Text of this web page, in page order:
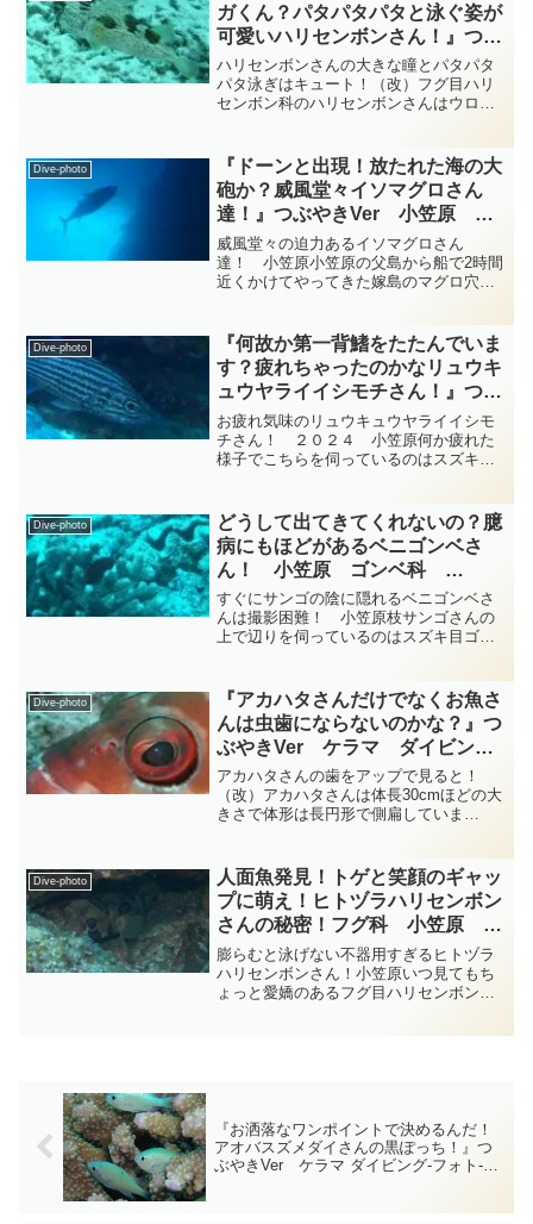
ガくん？パタパタパタと泳ぐ姿が
可愛いハリセンボンさん！』つぶ
やきVer ケラマ ダイビング‐フォ
ト‐tsubuankun
ハリセンボンさんの大きな瞳とパタパタ
パタ泳ぎはキュート！（改）フグ目ハリ
センボン科のハリセンボンさんはウロコ
す・・・ハリセンボンさんの針の数の平
均は350本程度で実は名前の...
Dive-photo
『ドーンと出現！放たれた海の大
砲か？威風堂々イソマグロさん
達！』つぶやきVer 小笠原 ダ
イビングｰフォト‐tsubuankun
威風堂々の迫力あるイソマグロさん
達！ 小笠原小笠原の父島から船で2時間
近くかけてやってきた嫁島のマグロ穴と
サバ科イソマグロ属のイソマグロさん達
が潮の流れなんか俺たちには...
Dive-photo
『何故か第一背鰭をたたんでいま
す？疲れちゃったのかなリュウキ
ュウヤライイシモチさん！』つぶ
やきVer 小笠原 ダイビングｰフ
ォト‐tsubuankun
お疲れ気味のリュウキュウヤライイシモ
チさん！ ２０２４ 小笠原何か疲れた
様子でこちらを伺っているのはスズキ目
す？・・・第一背鰭を元気なくひょろん
とたたんでいますが最近の...
Dive-photo
どうして出てきてくれないの？臆
病にもほどがあるベニゴンベさ
ん！ 小笠原 ゴンベ科
diving-photo‐tsubuankun
すぐにサンゴの陰に隠れるベニゴンベさ
んは撮影困難！ 小笠原枝サンゴさんの
上で辺りを伺っているのはスズキ目ゴン
で遠くから撮影してみましたが体長10cm
弱程度で吻は短く体高は...
Dive-photo
『アカハタさんだけでなくお魚さ
んは虫歯にならないのかな？』つ
ぶやきVer ケラマ ダイビング‐
フォト‐tsubuankun
アカハタさんの歯をアップで見ると！
（改）アカハタさんは体長30cmほどの大
きさで体形は長円形で側扁していま
いし目力もあってなかなかの迫力を備え
たアカハタさんです・・・で...
Dive-photo
人面魚発見！トゲと笑顔のギャッ
プに萌え！ヒトヅラハリセンボン
さんの秘密！フグ科 小笠原
diving-photo-summary-
tsubuankun
膨らむと泳げない不器用すぎるヒトヅラ
ハリセンボンさん！小笠原いつ見てもち
ょっと愛嬌のあるフグ目ハリセンボン科
『お洒落なワンポイントで決めるんだ！
アオバスズメダイさんの黒ぽっち！』つ
ぶやきVer ケラマ ダイビング‐フォト‐